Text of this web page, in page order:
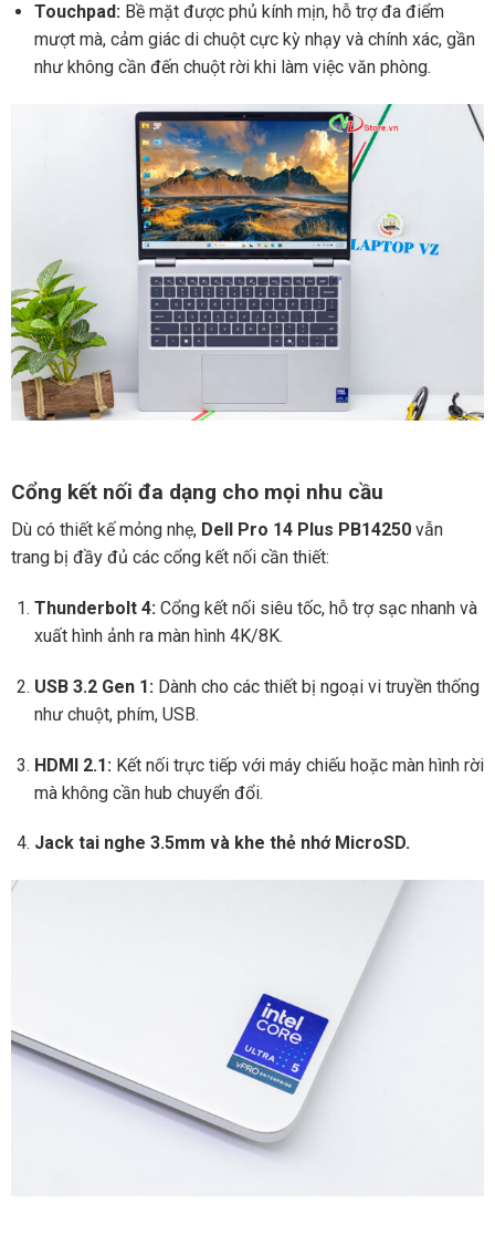
Touchpad:Bề mặt được phủ kính mịn, hỗ trợ đa điểm
mượt mà, cảm giác di chuột cực kỳ nhạy và chính xác, gần
như không cần đến chuột rời khi làm việc văn phòng.
Cổng kết nối đa dạng cho mọi nhu cầu
Dù có thiết kế mỏng nhẹ, Dell Pro 14 Plus PB14250vẫn
trang bị đầy đủ các cổng kết nối cần thiết:
Thunderbolt 4:Cổng kết nối siêu tốc, hỗ trợ sạc nhanh và
xuất hình ảnh ra màn hình 4K/8K.
USB 3.2 Gen 1:Dành cho các thiết bị ngoại vi truyền thống
như chuột, phím, USB.
HDMI 2.1: Kết nối trực tiếp với máy chiếu hoặc màn hình rời
mà không cần hub chuyển đổi.
Jack tai nghe 3.5mm và khe thẻ nhớ MicroSD.